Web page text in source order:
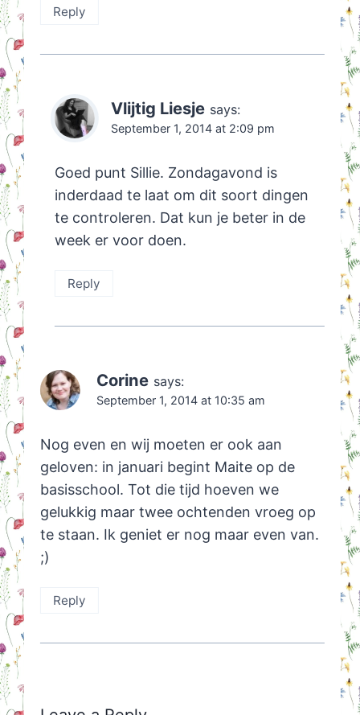
Reply
Vlijtig Liesje says:
September 1, 2014 at 2:09 pm
Goed punt Sillie. Zondagavond is
inderdaad te laat om dit soort dingen
te controleren. Dat kun je beter in de
week er voor doen.
Reply
Corine says:
September 1, 2014 at 10:35 am
Nog even en wij moeten er ook aan
geloven: in januari begint Maite op de
basisschool. Tot die tijd hoeven we
gelukkig maar twee ochtenden vroeg op
te staan. Ik geniet er nog maar even van.
;)
Reply